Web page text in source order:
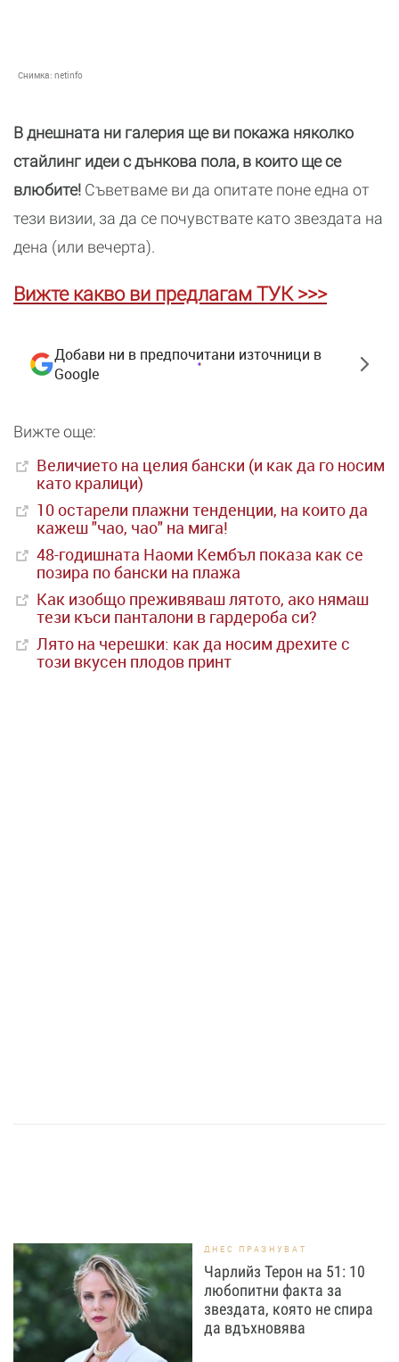
Снимка: netinfo
В днешната ни галерия ще ви покажа няколко
стайлинг идеи с дънкова пола, в които ще се
влюбите! Съветваме ви да опитате поне една от
тези визии, за да се почувствате като звездата на
дена (или вечерта).
Вижте какво ви предлагам ТУК >>>
Добави ни в предпочитани източници в
Google
Вижте още:
Величието на целия бански (и как да го носим
като кралици)
10 остарели плажни тенденции, на които да
кажеш "чао, чао" на мига!
48-годишната Наоми Кембъл показа как се
позира по бански на плажа
Как изобщо преживяваш лятото, ако нямаш
тези къси панталони в гардероба си?
Лято на черешки: как да носим дрехите с
този вкусен плодов принт
ДНЕС ПРАЗНУВАТ
Чарлийз Терон на 51: 10
любопитни факта за
звездата, която не спира
да вдъхновява